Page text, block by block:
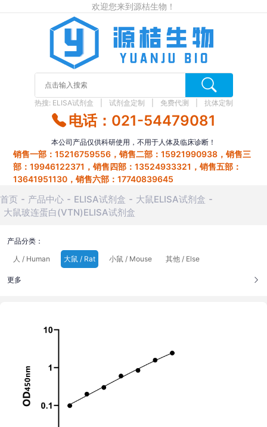
欢迎您来到源桔生物！
热搜: ELISA试剂盒 试剂盒定制 免费代测 抗体定制
电话：021-54479081
本公司产品仅供科研使用，不用于人体及临床诊断！
销售一部：15216759556，销售二部：15921990938，销售三
部：19946122371，销售四部：13524933321，销售五部：
13641951130，销售六部：17740839645
首页 产品中心 ELISA试剂盒
大鼠ELISA试剂盒
大鼠玻连蛋白(VTN)ELISA试剂盒
产品分类：
人 / Human
大鼠 / Rat 小鼠 / Mouse 其他 / Else
更多